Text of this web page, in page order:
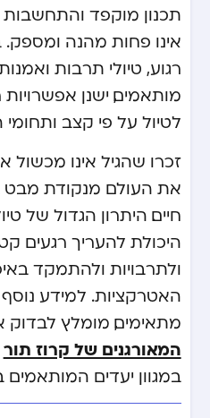
תכנון מוקפד והתחשבות
אינו פחות מהנה ומספק.
רגוע, טיולי תרבות
מותאמים, ישנן
לטיול על פי קצב ותחומי
זכרו שהגיל אינו מכשול
את העולם מנקודת
היכולת להעריך רגעים
ולתרבויות ולהתמקד
האטרקציות. למידע נוסף
מתאימים, מומלץ לבדוק
המאורגנים של קרוז תור
במגוון יעדים המותאמים